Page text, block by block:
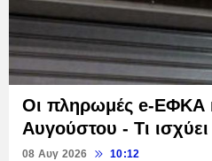
Οι πληρωμές e-ΕΦΚΑ
Αυγούστου - Τι ισχύει
08 Αυγ 2026 10:12